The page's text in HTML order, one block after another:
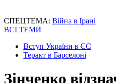
СПЕЦТЕМА: Війна в Ірані
ВСІ ТЕМИ
Вступ України в ЄС
Теракт в Барселоні
Зінченко